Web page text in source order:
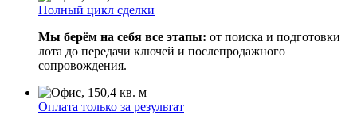
Полный цикл сделки
Мы берём на себя все этапы: от поиска и подготовки
лота до передачи ключей и послепродажного
сопровождения.
Оплата только за результат